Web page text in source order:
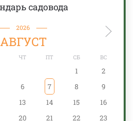
садовода
2026
АВГУСТ
ЧТ ПТ СБ ВС
1
2
6 7 8
9
13 14 15
16
20 21 22
23